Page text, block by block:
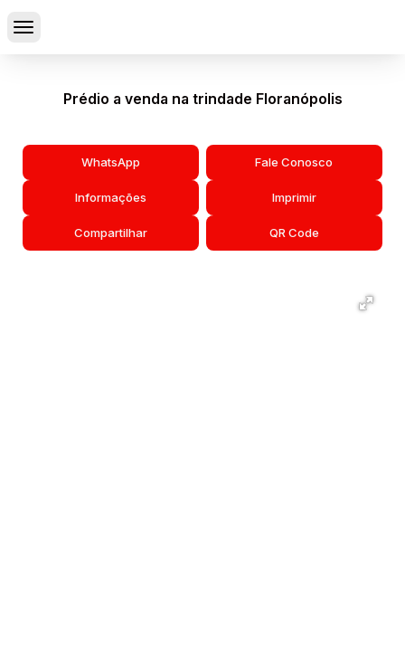
Prédio a venda na trindade Floranópolis
WhatsApp Fale Conosco
Informações Imprimir
Compartilhar QR Code